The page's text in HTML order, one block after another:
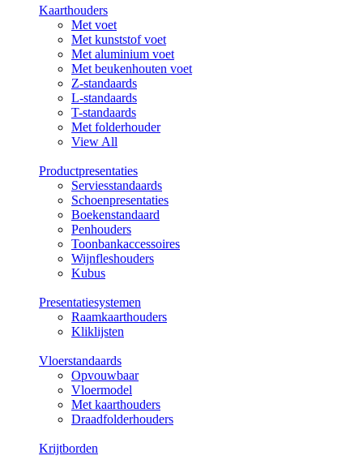
Kaarthouders
Met voet
Met kunststof voet
Met aluminium voet
Met beukenhouten voet
Z-standaards
L-standaards
T-standaards
Met folderhouder
View All
Productpresentaties
Serviesstandaards
Schoenpresentaties
Boekenstandaard
Penhouders
Toonbankaccessoires
Wijnfleshouders
Kubus
Presentatiesystemen
Raamkaarthouders
Kliklijsten
Vloerstandaards
Opvouwbaar
Vloermodel
Met kaarthouders
Draadfolderhouders
Krijtborden